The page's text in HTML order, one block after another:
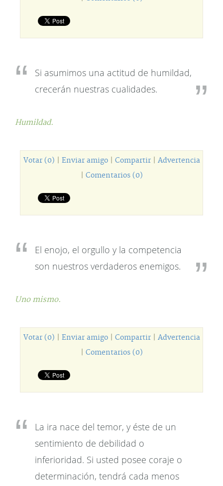
Si asumimos una actitud de humildad,
crecerán nuestras cualidades.
Humildad.
Votar (0) Enviar amigo| Compartir| Advertencia
Comentarios (0)
El enojo, el orgullo y la competencia
son nuestros verdaderos enemigos.
Uno mismo.
Votar (0) Enviar amigo| Compartir| Advertencia
Comentarios (0)
La ira nace del temor, y éste de un
sentimiento de debilidad o
inferioridad. Si usted posee coraje o
determinación, tendrá cada menos